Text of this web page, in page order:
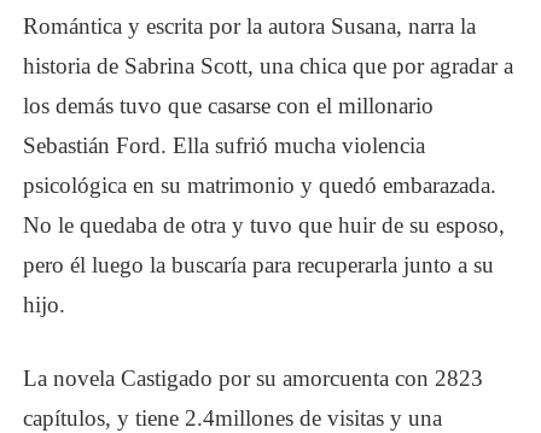
Romántica y escrita por la autora Susana, narra la
historia de Sabrina Scott, una chica que por agradar a
los demás tuvo que casarse con el millonario
Sebastián Ford. Ella sufrió mucha violencia
psicológica en su matrimonio y quedó embarazada.
No le quedaba de otra y tuvo que huir de su esposo,
pero él luego la buscaría para recuperarla junto a su
hijo.
La novela Castigado por suamorcuenta con2823
capítulos, y tiene 2.4millones de visitas y una